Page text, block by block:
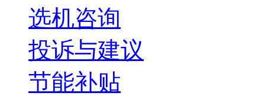
选机咨询
投诉与建议
节能补贴